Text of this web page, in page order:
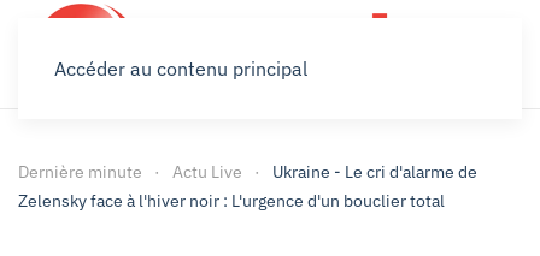
Accéder au contenu principal
Dernière minute Actu Live
Ukraine - Le cri d'alarme de
Zelensky face à l'hiver noir : L'urgence d'un bouclier total